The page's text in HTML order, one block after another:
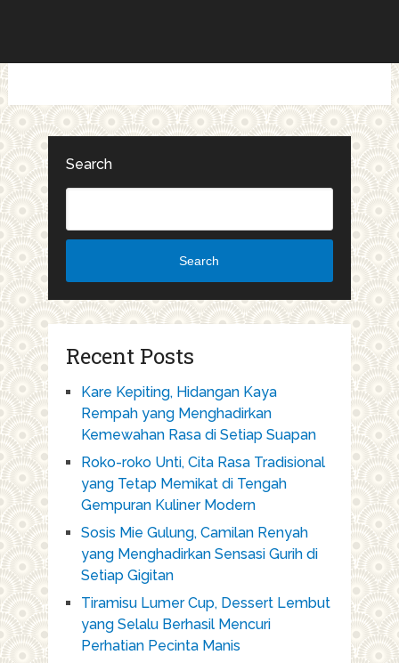
Search
Search
Recent Posts
Kare Kepiting, Hidangan Kaya
Rempah yang Menghadirkan
Kemewahan Rasa di Setiap Suapan
Roko-roko Unti, Cita Rasa Tradisional
yang Tetap Memikat di Tengah
Gempuran Kuliner Modern
Sosis Mie Gulung, Camilan Renyah
yang Menghadirkan Sensasi Gurih di
Setiap Gigitan
Tiramisu Lumer Cup, Dessert Lembut
yang Selalu Berhasil Mencuri
Perhatian Pecinta Manis